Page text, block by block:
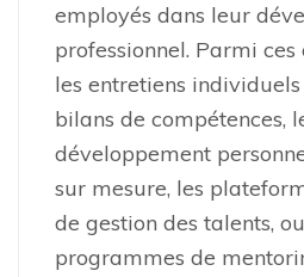
employés dans leur
professionnel. Parmi
les entretiens
bilans de compétences,
développement
sur mesure, les
de gestion des talents,
programmes de